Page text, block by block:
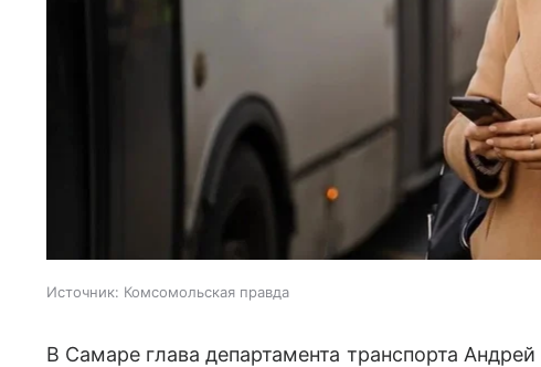
Источник: Комсомольская правда
В Самаре глава департамента транспорта